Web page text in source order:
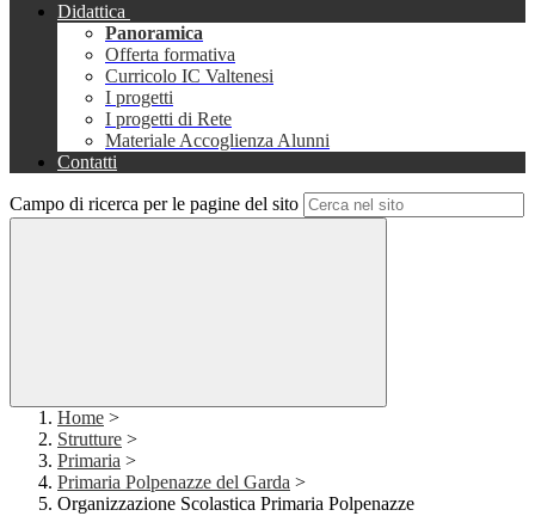
Didattica
Panoramica
Offerta formativa
Curricolo IC Valtenesi
I progetti
I progetti di Rete
Materiale Accoglienza Alunni
Contatti
Campo di ricerca per le pagine del sito
Home >
Strutture >
Primaria >
Primaria Polpenazze del Garda >
Organizzazione Scolastica Primaria Polpenazze